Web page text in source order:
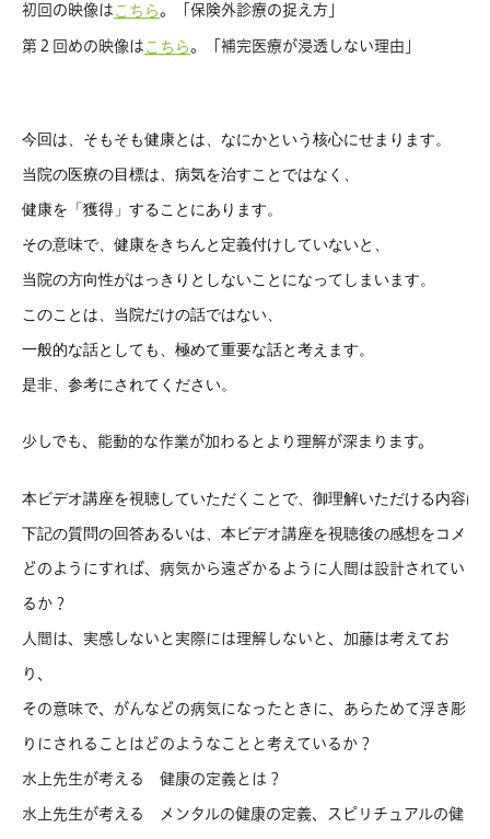
初回の映像は こちら 。「保険外診療の捉え方」
第２回めの映像は こちら 。「補完医療が浸透しない理由」
今回は、そもそも健康とは、なにかという核心にせまります。
当院の医療の目標は、病気を治すことではなく、
健康を「獲得」することにあります。
その意味で、健康をきちんと定義付けしていないと、
当院の方向性がはっきりとしないことになってしまいます。
このことは、当院だけの話ではない、
一般的な話としても、極めて重要な話と考えます。
是非、参考にされてください。
少しでも、能動的な作業が加わるとより理解が深まります。
本ビデオ講座を視聴していただくことで、御理解いただける内容は
下記の質問の回答あるいは、本ビデオ講座を視聴後の感想をコメ
どのようにすれば、病気から遠ざかるように人間は設計されてい
るか？
人間は、実感しないと実際には理解しないと、加藤は考えてお
り、
その意味で、がんなどの病気になったときに、あらためて浮き彫
りにされることはどのようなことと考えているか？
水上先生が考える 健康の定義とは？
水上先生が考える メンタルの健康の定義、スピリチュアルの健